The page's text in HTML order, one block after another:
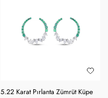
5.22 Karat Pırlanta Zümrüt Küpe